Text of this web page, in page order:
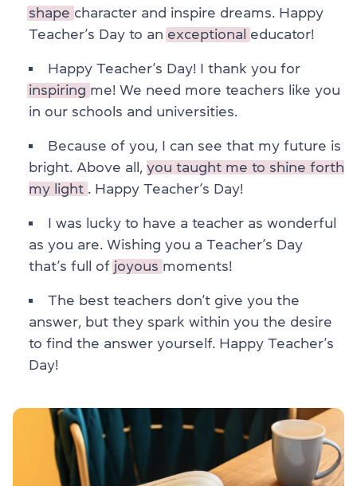
shape character and inspire dreams. Happy
Teacher’s Day to an exceptional educator!
Happy Teacher’s Day! I thank you for
inspiring me! We need more teachers like you
in our schools and universities.
Because of you, I can see that my future is
bright. Above all, you taught me to shine forth
my light . Happy Teacher’s Day!
I was lucky to have a teacher as wonderful
as you are. Wishing you a Teacher’s Day
that’s full of joyous moments!
The best teachers don’t give you the
answer, but they spark within you the desire
to find the answer yourself. Happy Teacher’s
Day!